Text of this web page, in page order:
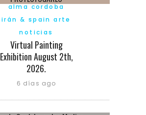
alma cordoba
irán & spain arte
noticias
Virtual Painting
Exhibition August 2th,
2026.
6 días ago